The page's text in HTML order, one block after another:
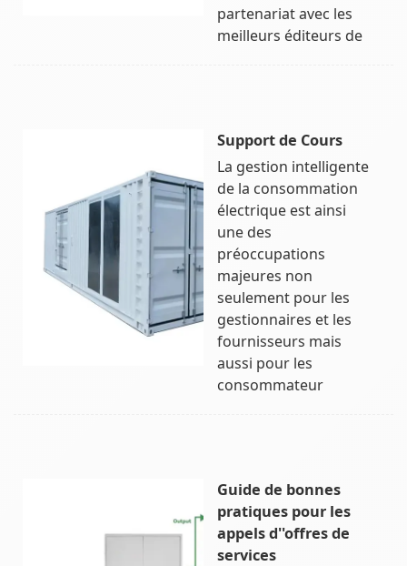
partenariat avec les
meilleurs éditeurs de
Support de Cours
La gestion intelligente
de la consommation
électrique est ainsi
une des
préoccupations
majeures non
seulement pour les
gestionnaires et les
fournisseurs mais
aussi pour les
consommateur
Guide de bonnes
pratiques pour les
appels d''offres de
services